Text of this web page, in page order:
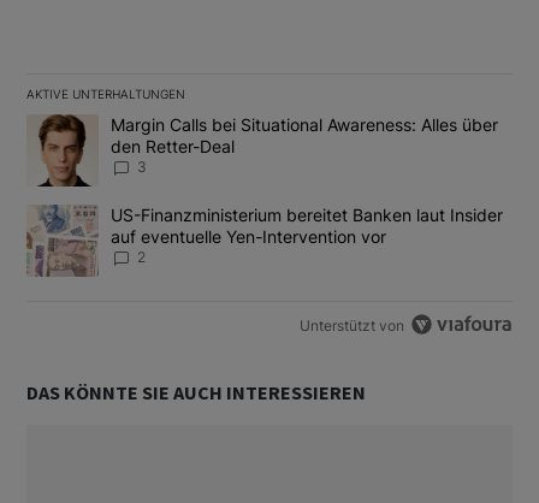
AKTIVE UNTERHALTUNGEN
Das Folgende ist eine Liste der am meisten kommentierten
Ein Trendartikel mit dem Titel "Margin Calls bei Situational
Margin Calls bei Situational Awareness: Alles über
den Retter-Deal
3
Ein Trendartikel mit dem Titel "US-Finanzministerium bereitet
US-Finanzministerium bereitet Banken laut Insider
auf eventuelle Yen-Intervention vor
2
Unterstützt von
DAS KÖNNTE SIE AUCH INTERESSIEREN